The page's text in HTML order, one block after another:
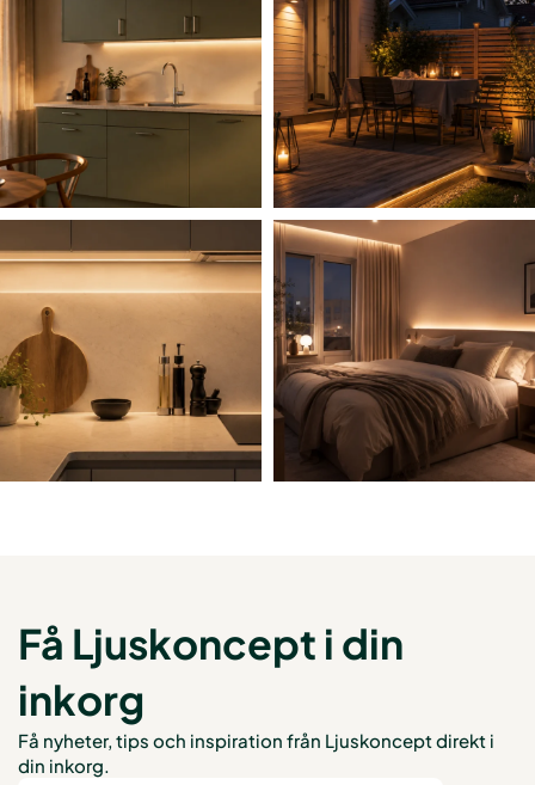
Få Ljuskoncept i din
inkorg
Få nyheter, tips och inspiration från Ljuskoncept direkt i
din inkorg.